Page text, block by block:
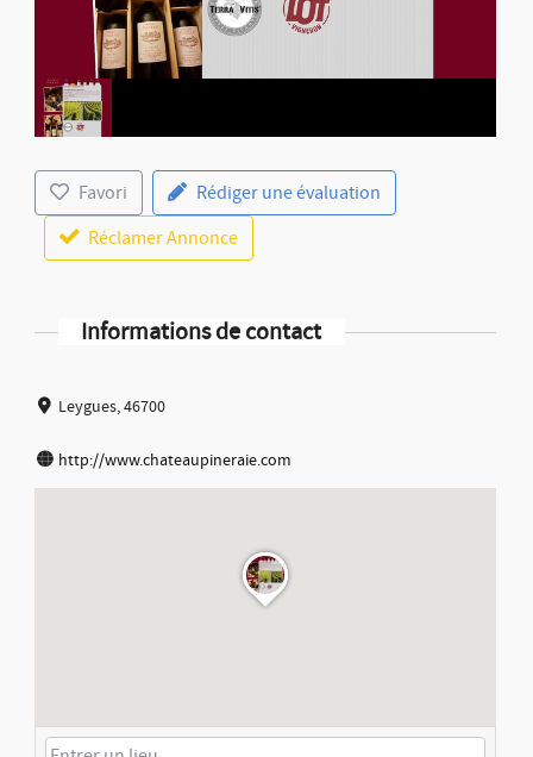
Favori
Rédiger une évaluation
Réclamer Annonce
Informations de contact
Leygues, 46700
http://www.chateaupineraie.com